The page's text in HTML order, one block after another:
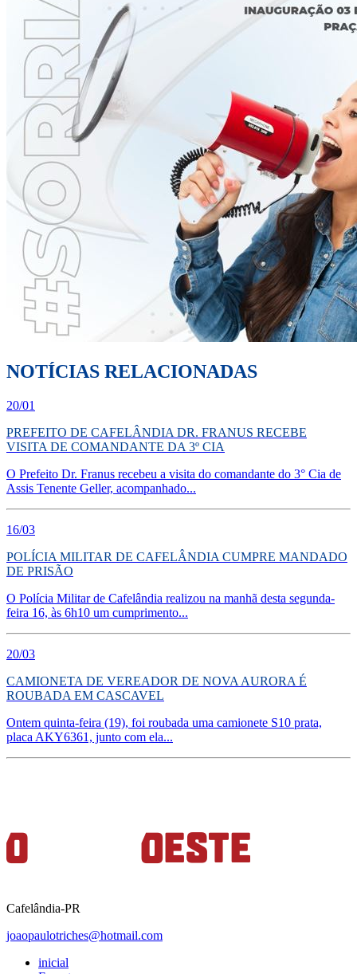
NOTÍCIAS RELACIONADAS
20/01
PREFEITO DE CAFELÂNDIA DR. FRANUS RECEBE
VISITA DE COMANDANTE DA 3º CIA
O Prefeito Dr. Franus recebeu a visita do comandante do 3° Cia de
Assis Tenente Geller, acompanhado...
16/03
POLÍCIA MILITAR DE CAFELÂNDIA CUMPRE MANDADO
DE PRISÃO
O Polícia Militar de Cafelândia realizou na manhã desta segunda-
feira 16, às 6h10 um cumprimento...
20/03
CAMIONETA DE VEREADOR DE NOVA AURORA É
ROUBADA EM CASCAVEL
Ontem quinta-feira (19), foi roubada uma camionete S10 prata,
placa AKY6361, junto com ela...
Cafelândia-PR
joaopaulotriches@hotmail.com
inicial